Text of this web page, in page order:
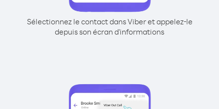
Sélectionnez le contact dans Viber et appelez-le
depuis son écran d'informations